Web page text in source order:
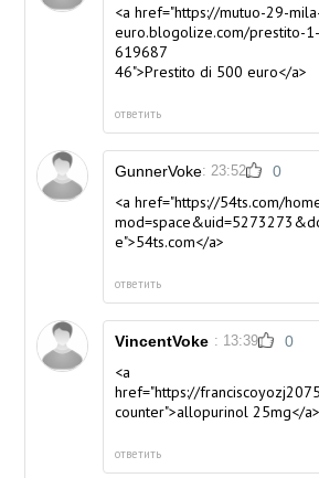
<a href="https://mutuo-29-
euro.blogolize.com/prestito-
619687
46">Prestito di 500 euro</a>
ответить
GunnerVoke: 23:52 0
<a href="https://54ts.com/
e">54ts.com</a>
ответить
VincentVoke : 13:39 0
<a
href="https://
counter">allopurinol 25mg</a>
ответить